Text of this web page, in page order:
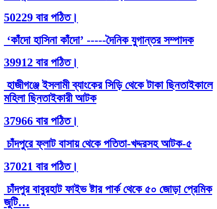
50229 বার পঠিত।
‘কাঁদো হাসিনা কাঁদো’ -----দৈনিক যুগান্তর সম্পাদক
39912 বার পঠিত।
হাজীগঞ্জে ইসলামী ব্যাংকের সিড়ি থেকে টাকা ছিনতাইকালে
মহিলা ছিনতাইকারী আটক
37966 বার পঠিত।
চাঁদপুরে ফ্লাট বাসায় থেকে পতিতা-খদ্দরসহ আটক-৫
37021 বার পঠিত।
চাঁদপুর বাবুরহাট ফাইভ ষ্টার পার্ক থেকে ৫০ জোড়া প্রেমিক
জুটি…